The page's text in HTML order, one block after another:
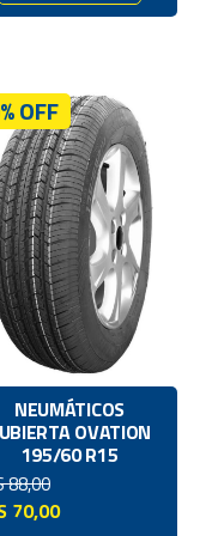
NEUMÁTICOS
OVATION
195/60 R15
88,00
70,00
OFF
El